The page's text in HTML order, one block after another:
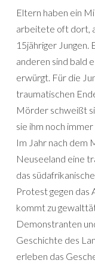
Eltern haben ein
arbeitete oft dort,
15jähriger Jungen.
anderen sind bald
erwürgt. Für die
traumatischen
Mörder schweißt
sie ihm noch
Im Jahr nach dem
Neuseeland eine
das
Protest gegen das
kommt zu
Demonstranten
Geschichte des
erleben das